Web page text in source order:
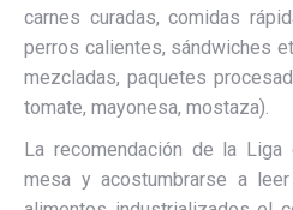
carnes curadas, comidas
perros calientes, sándwiches
mezcladas, paquetes
tomate, mayonesa, mostaza).
La recomendación de la
mesa y acostumbrarse a